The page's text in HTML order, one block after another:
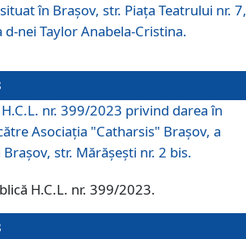
în Brașov, str. Piața Teatrului nr. 7,
nei Taylor Anabela-Cristina.
nr. 399/2023 privind darea în
Asociaţia "Catharsis" Brașov, a
str. Mărăşeşti nr. 2 bis.
H.C.L. nr. 399/2023.